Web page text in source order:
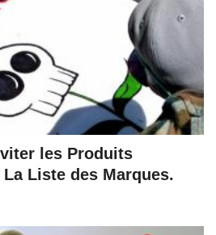
les Produits
Liste des Marques.